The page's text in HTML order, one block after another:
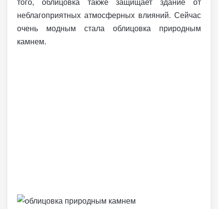
того, облицовка также защищает здание от
неблагоприятных атмосферных влияний. Сейчас
очень модным стала облицовка природным
камнем.